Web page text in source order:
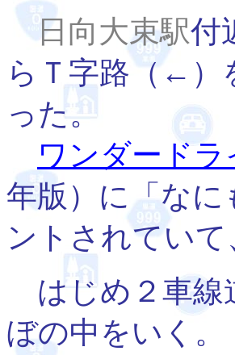
日向大束駅付
らＴ字路（←）
った。
ワンダードラ
年版）に「な
ントされてい
はじめ２車線
ぼの中をいく。